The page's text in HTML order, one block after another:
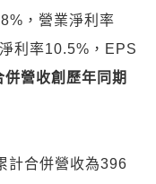
，營業淨利率
利率10.5%，EPS
併營收創歷年同期
計合併營收為396